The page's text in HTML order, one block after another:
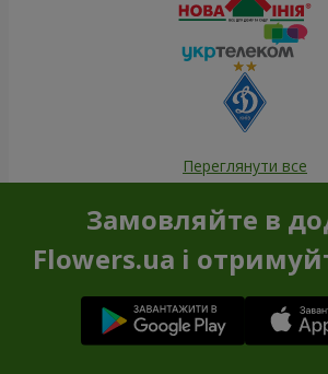
Переглянути все
Замовляйте в
Flowers.ua і